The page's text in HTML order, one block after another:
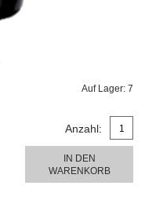
Auf Lager: 7
Anzahl:
IN DEN
WARENKORB